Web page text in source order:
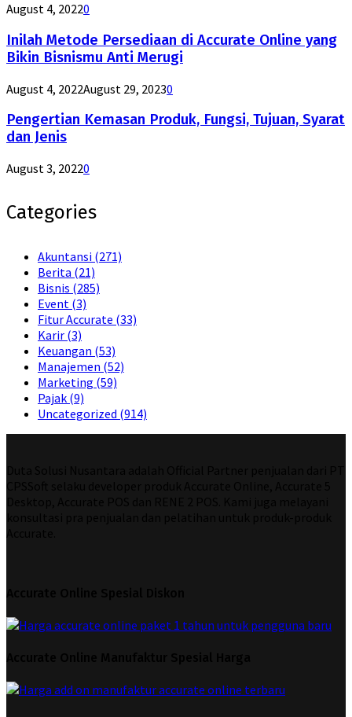
August 4, 20220
Inilah Metode Persediaan di Accurate Online yang
Bikin Bisnismu Anti Merugi
August 4, 2022August 29, 20230
Pengertian Kemasan Produk, Fungsi, Tujuan, Syarat
dan Jenis
August 3, 20220
Categories
Akuntansi (271)
Berita (21)
Bisnis (285)
Event (3)
Fitur Accurate (33)
Karir (3)
Keuangan (53)
Manajemen (52)
Marketing (59)
Pajak (9)
Uncategorized (914)